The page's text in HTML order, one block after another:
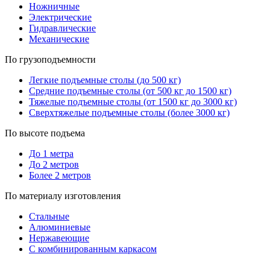
Ножничные
Электрические
Гидравлические
Механические
По грузоподъемности
Легкие подъемные столы (до 500 кг)
Средние подъемные столы (от 500 кг до 1500 кг)
Тяжелые подъемные столы (от 1500 кг до 3000 кг)
Сверхтяжелые подъемные столы (более 3000 кг)
По высоте подъема
До 1 метра
До 2 метров
Более 2 метров
По материалу изготовления
Стальные
Алюминиевые
Нержавеющие
С комбинированным каркасом